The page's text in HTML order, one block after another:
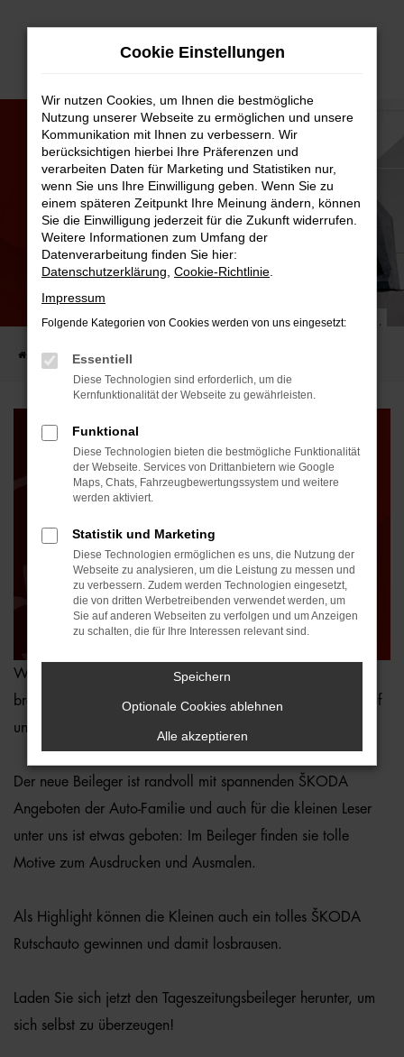
Zum
JETZT WIEDER ERHÄLTLICH!
UNSER ŠKODA TAGESZEITUNGSBEILEGER.
Startseite AUTO-FAMILIE
Wir freuen uns Ihnen mitteilen zu können, dass der
brandneue ŠKODA Tageszeitungsbeileger nun auch hier auf
unserer Homepage verfügbar ist!
Der neue Beileger ist randvoll mit spannenden ŠKODA
Angeboten der Auto-Familie und auch für die kleinen Leser
unter uns ist etwas geboten: Im Beileger finden sie tolle
Motive zum Ausdrucken und Ausmalen.
Als Highlight können die Kleinen auch ein tolles ŠKODA
Rutschauto gewinnen und damit losbrausen.
Laden Sie sich jetzt den Tageszeitungsbeileger herunter, um
sich selbst zu überzeugen!
Cookie Einstellungen
Wir nutzen Cookies, um Ihnen die bestmögliche
Nutzung unserer Webseite zu ermöglichen und unsere
Kommunikation mit Ihnen zu verbessern. Wir
berücksichtigen hierbei Ihre Präferenzen und
verarbeiten Daten für Marketing und Statistiken nur,
wenn Sie uns Ihre Einwilligung geben. Wenn Sie zu
einem späteren Zeitpunkt Ihre Meinung ändern, können
Sie die Einwilligung jederzeit für die Zukunft widerrufen.
Weitere Informationen zum Umfang der
Datenverarbeitung finden Sie hier:
Datenschutzerklärung Cookie-Richtlinie
Impressum
Folgende Kategorien von Cookies werden von uns eingesetzt:
Essentiell
Diese Technologien sind erforderlich, um die
Kernfunktionalität der Webseite zu gewährleisten.
Funktional
Diese Technologien bieten die bestmögliche Funktionalität
der Webseite. Services von Drittanbietern wie Google
Maps, Chats, Fahrzeugbewertungssystem und weitere
werden aktiviert.
Statistik und Marketing
Diese Technologien ermöglichen es uns, die Nutzung der
Webseite zu analysieren, um die Leistung zu messen und
zu verbessern. Zudem werden Technologien eingesetzt,
die von dritten Werbetreibenden verwendet werden, um
Sie auf anderen Webseiten zu verfolgen und um Anzeigen
zu schalten, die für Ihre Interessen relevant sind.
Speichern
Optionale Cookies ablehnen
Alle akzeptieren